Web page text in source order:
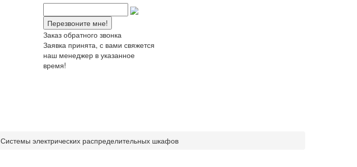
Заказ обратного звонка
Заявка принята, с вами свяжется
наш менеджер в указанное
время!
Системы электрических распределительных шкафов